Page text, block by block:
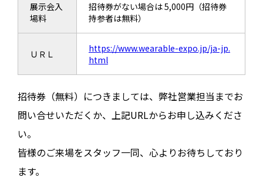
展示会入
場料
招待券がない場合は 5,000円（招待券
持参者は無料）
ＵＲＬ
https://www.wearable-expo.jp/ja-jp.
html
招待券（無料）につきましては、弊社営業担当までお
問い合せいただくか、上記URLからお申し込みくださ
い。
皆様のご来場をスタッフ一同、心よりお待ちしており
ます。